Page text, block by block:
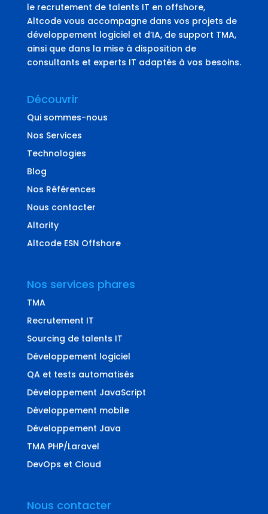
le recrutement de talents IT en offshore,
Altcode vous accompagne dans vos projets de
développement logiciel et d’IA, de support TMA,
ainsi que dans la mise à disposition de
consultants et experts IT adaptés à vos besoins.
Découvrir
Qui sommes-nous
Nos Services
Technologies
Blog
Nos Références
Nous contacter
Altority
Altcode ESN Offshore
Nos services phares
TMA
Recrutement IT
Sourcing de talents IT
Développement logiciel
QA et tests automatisés
Développement JavaScript
Développement mobile
Développement Java
TMA PHP/Laravel
DevOps et Cloud
Nous contacter